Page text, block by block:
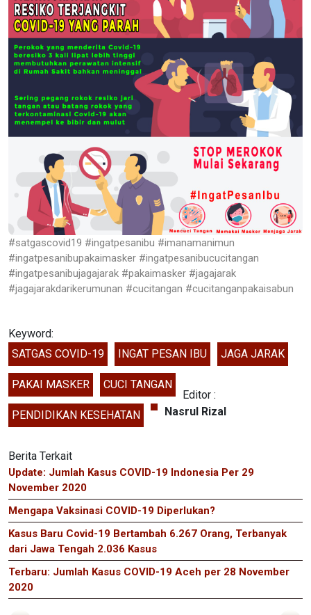
#satgascovid19 #ingatpesanibu #imanamanimun
#ingatpesanibupakaimasker #ingatpesanibucucitangan
#ingatpesanibujagajarak #pakaimasker #jagajarak
#jagajarakdarikerumunan #cucitangan #cucitanganpakaisabun
Keyword:
SATGAS COVID-19
INGAT PESAN IBU JAGA JARAK
PAKAI MASKER CUCI TANGAN
PENDIDIKAN KESEHATAN
Editor :
Nasrul Rizal
Berita Terkait
Update: Jumlah Kasus COVID-19 Indonesia Per 29
November 2020
Mengapa Vaksinasi COVID-19 Diperlukan?
Kasus Baru Covid-19 Bertambah 6.267 Orang, Terbanyak
dari Jawa Tengah 2.036 Kasus
Terbaru: Jumlah Kasus COVID-19 Aceh per 28 November
2020